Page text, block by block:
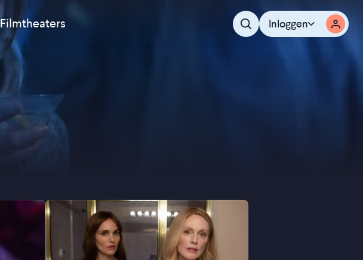
Filmtheaters Inloggen